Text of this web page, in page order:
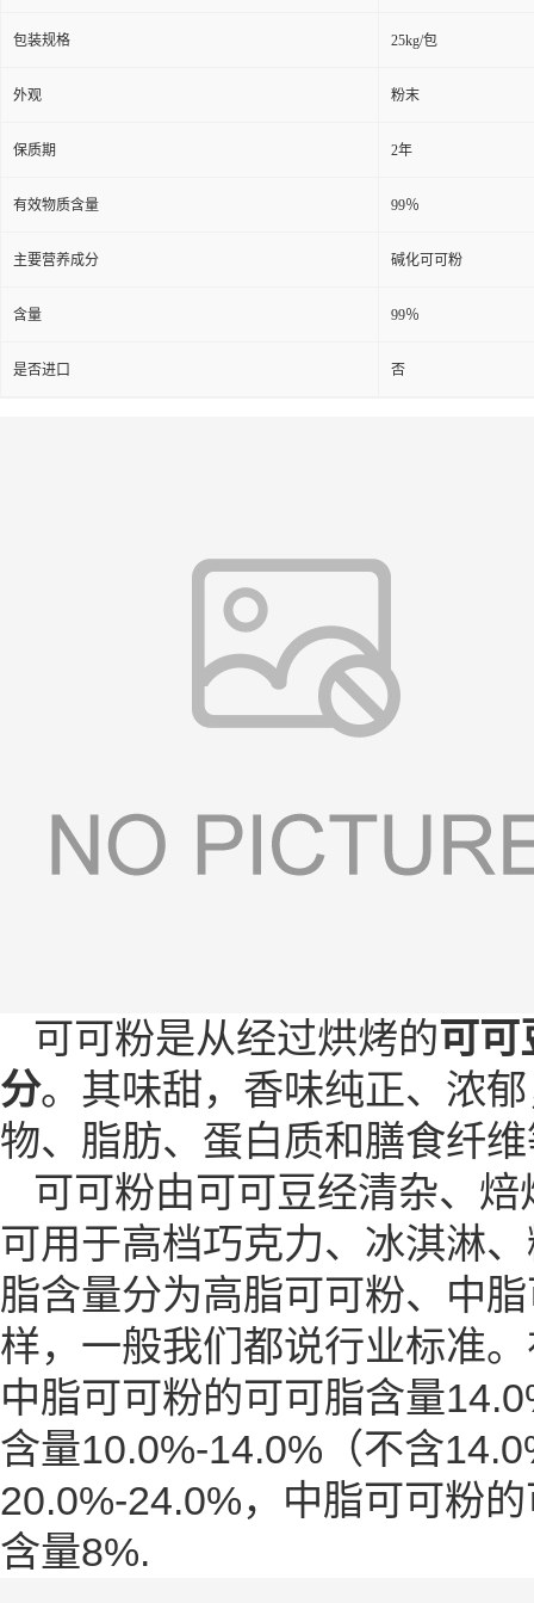
包装规格 25kg/包
外观 粉末
保质期 2年
有效物质含量 99％
主要营养成分 碱化可可粉
含量 99％
是否进口 否
可可粉是从经过烘烤的可可
分。其味甜，香味纯正、浓
物、脂肪、蛋白质和膳食纤
可可粉由可可豆经清杂、
可用于高档巧克力、冰淇淋
脂含量分为高脂可可粉、中
样，一般我们都说行业标准
中脂可可粉的可可脂含量
含量10.0%-14.0%（不含
20.0%-24.0%，中脂可可粉
含量8%.